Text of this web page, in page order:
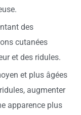
des
cutanées
et des ridules.
et plus âgées
augmenter
apparence plus